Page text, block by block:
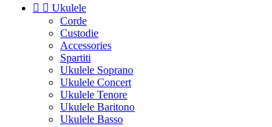
  Ukulele
Corde
Custodie
Accessories
Spartiti
Ukulele Soprano
Ukulele Concert
Ukulele Tenore
Ukulele Baritono
Ukulele Basso